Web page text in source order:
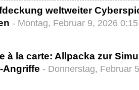
weltweiter
- Montag, Februar 9, 2026
à la carte: Allpacka zur
Angriffe - Donnerstag, Februar